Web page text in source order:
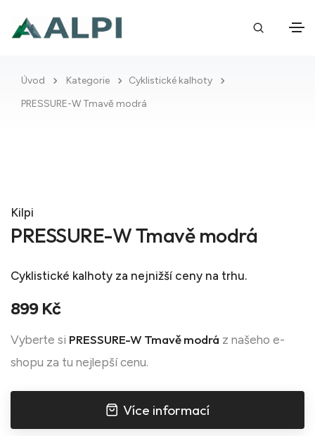
Úvod Kategorie
Cyklistické kalhoty
PRESSURE-W Tmavě modrá
Kilpi
PRESSURE-W Tmavě modrá
Cyklistické kalhoty za nejnižší ceny na trhu.
899 Kč
Vyberte si PRESSURE-W Tmavě modrá z našeho e-
shopu za tu nejlepší cenu.
Více informací